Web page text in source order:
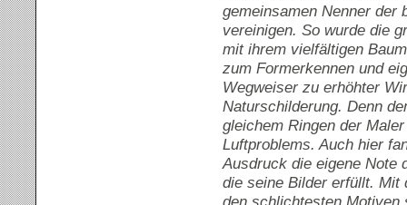
gemeinsamen Nenner der
vereinigen. So wurde die
mit ihrem vielfältigen
zum Formerkennen und
Wegweiser zu erhöhter
Naturschilderung. Denn
gleichem Ringen der
Luftproblems. Auch hier
Ausdruck die eigene Note
die seine Bilder erfüllt. Mit